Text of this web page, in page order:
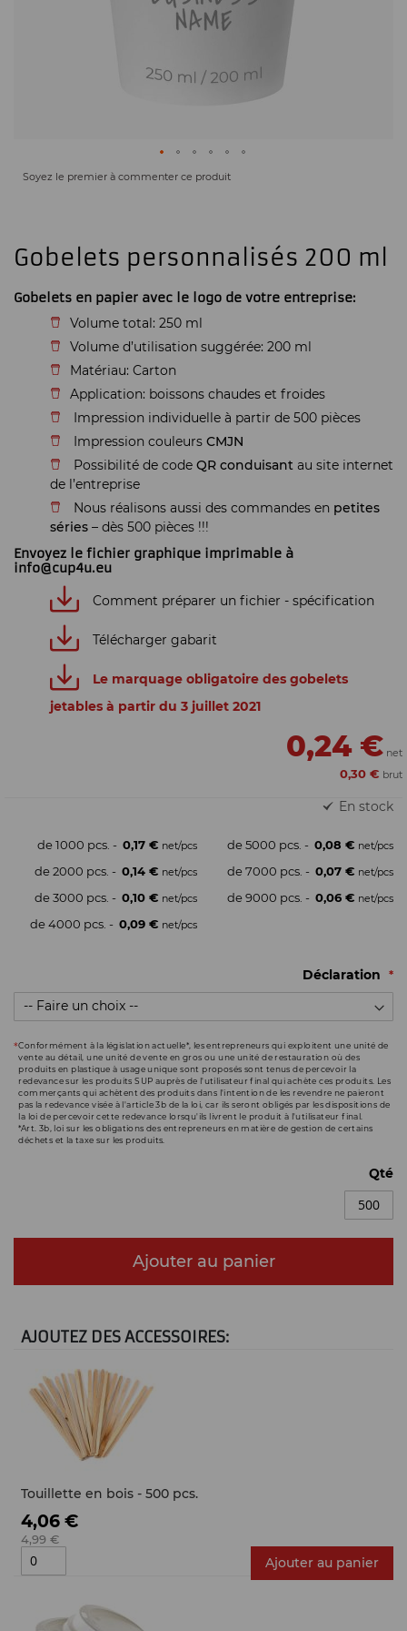
Soyez le premier à commenter ce produit
Gobelets personnalisés 200 ml
Gobelets en papier avec le logo de votre entreprise:
Volume total: 250 ml
Volume d’utilisation suggérée: 200 ml
Matériau: Carton
Application: boissons chaudes et froides
Impression individuelle à partir de 500 pièces
Impression couleurs CMJN
Possibilité de code QR conduisant au site internet
de l’entreprise
Nous réalisons aussi des commandes en petites
séries – dès 500 pièces !!!
Envoyez le fichier graphique imprimable à
info@cup4u.eu
Comment préparer un fichier - spécification
Télécharger gabarit
Le marquage obligatoire des gobelets
jetables à partir du 3 juillet 2021
0,30 €
0,24 €
En stock
de 1000 pcs. - 0,17 €
de 2000 pcs. - 0,14 €
de 3000 pcs. - 0,10 €
de 4000 pcs. - 0,09 €
de 5000 pcs. - 0,08 €
de 7000 pcs. - 0,07 €
de 9000 pcs. - 0,06 €
Déclaration
Conformément à la législation actuelle*, les entrepreneurs qui exploitent une unité de
vente au détail, une unité de vente en gros ou une unité de restauration où des
produits en plastique à usage unique sont proposés sont tenus de percevoir la
redevance sur les produits SUP auprès de l'utilisateur final qui achète ces produits. Les
commerçants qui achètent des produits dans l'intention de les revendre ne paieront
pas la redevance visée à l'article 3b de la loi, car ils seront obligés par les dispositions de
la loi de percevoir cette redevance lorsqu'ils livrent le produit à l'utilisateur final.
*Art. 3b, loi sur les obligations des entrepreneurs en matière de gestion de certains
déchets et la taxe sur les produits.
Qté
Ajouter au panier
AJOUTEZ DES ACCESSOIRES:
Touillette en bois - 500 pcs.
4,99 €
4,06 €
Ajouter au panier